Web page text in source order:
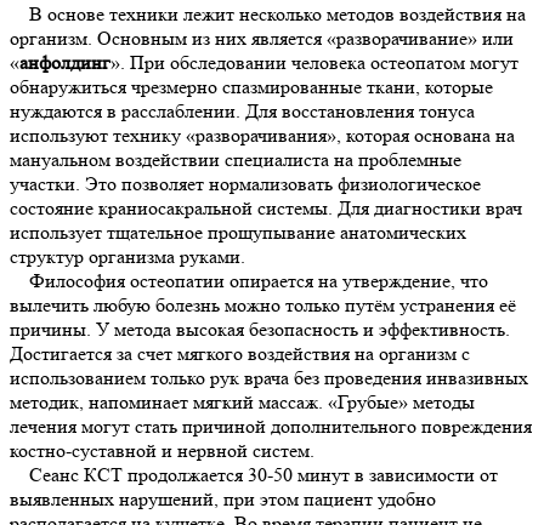
В основе техники лежит несколько методов воздействия на
организм. Основным из них является «разворачивание» или
«анфолдинг». При обследовании человека остеопатом могут
обнаружиться чрезмерно спазмированные ткани, которые
нуждаются в расслаблении. Для восстановления тонуса
используют технику «разворачивания», которая основана на
мануальном воздействии специалиста на проблемные
участки. Это позволяет нормализовать физиологическое
состояние краниосакральной системы. Для диагностики врач
использует тщательное прощупывание анатомических
структур организма руками.
Философия остеопатии опирается на утверждение, что
вылечить любую болезнь можно только путём устранения её
причины. У метода высокая безопасность и эффективность.
Достигается за счет мягкого воздействия на организм с
использованием только рук врача без проведения инвазивных
методик, напоминает мягкий массаж. «Грубые» методы
лечения могут стать причиной дополнительного повреждения
костно-суставной и нервной систем.
Сеанс КСТ продолжается 30-50 минут в зависимости от
выявленных нарушений, при этом пациент удобно